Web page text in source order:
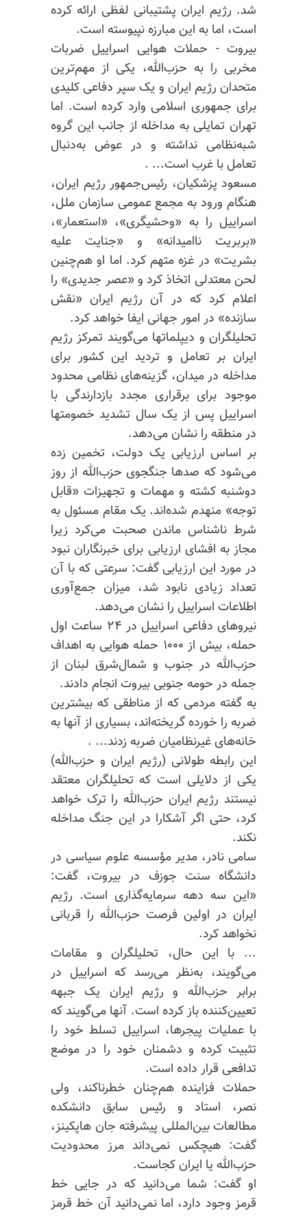
شد. رژیم ایران پشتیبانی لفظی ارائه کرده
است، اما به این مبارزه نپیوسته است.
بیروت - حملات هوایی اسراییل ضربات
مخربی را به حزب‌الله، یکی از مهم‌ترین
متحدان رژیم ایران و یک سپر دفاعی کلیدی
برای جمهوری اسلامی وارد کرده است. اما
تهران تمایلی به مداخله از جانب این گروه
شبه‌نظامی نداشته و در عوض به‌دنبال
تعامل با غرب است... .
مسعود پزشکیان، رئیس‌جمهور رژیم ایران،
هنگام ورود به مجمع عمومی سازمان ملل،
اسراییل را به «وحشیگری»، «استعمار»،
«بربریت ناامیدانه» و «جنایت علیه
بشریت» در غزه متهم کرد. اما او هم‌چنین
لحن معتدلی اتخاذ کرد و «عصر جدیدی» را
اعلام کرد که در آن رژیم ایران «نقش
سازنده» در امور جهانی ایفا خواهد کرد.
تحلیلگران و دیپلماتها می‌گویند تمرکز رژیم
ایران بر تعامل و تردید این کشور برای
مداخله در میدان، گزینه‌های نظامی محدود
موجود برای برقراری مجدد بازدارندگی با
اسراییل پس از یک سال تشدید خصومتها
در منطقه را نشان می‌دهد.
بر اساس ارزیابی یک دولت، تخمین زده
می‌شود که صدها جنگجوی حزب‌الله از روز
دوشنبه کشته و مهمات و تجهیزات «قابل
توجه» منهدم شده‌اند. یک مقام مسئول به
شرط ناشناس ماندن صحبت می‌کرد زیرا
مجاز به افشای ارزیابی برای خبرنگاران نبود
در مورد این ارزیابی گفت: سرعتی که با آن
تعداد زیادی نابود شد، میزان جمع‌آوری
اطلاعات اسراییل را نشان می‌دهد.
نیروهای دفاعی اسراییل در ۲۴ ساعت اول
حمله، بیش از ۱۰۰۰ حمله هوایی به اهداف
حزب‌الله در جنوب و شمال‌شرق لبنان از
جمله در حومه جنوبی بیروت انجام دادند.
به گفته مردمی که از مناطقی که بیشترین
ضربه را خورده گریخته‌اند، بسیاری از آنها به
خانه‌های غیرنظامیان ضربه زدند... .
این رابطه طولانی (رژیم ایران و حزب‌الله)
یکی از دلایلی است که تحلیلگران معتقد
نیستند رژیم ایران حزب‌الله را ترک خواهد
کرد، حتی اگر آشکارا در این جنگ مداخله
نکند.
سامی نادر، مدیر مؤسسه علوم سیاسی در
دانشگاه سنت جوزف در بیروت، گفت:
«این سه دهه سرمایه‌گذاری است. رژیم
ایران در اولین فرصت حزب‌الله را قربانی
نخواهد کرد.
... با این حال، تحلیلگران و مقامات
می‌گویند، به‌نظر می‌رسد که اسراییل در
برابر حزب‌الله و رژیم ایران یک جبهه
تعیین‌کننده باز کرده است. آنها می‌گویند که
با عملیات پیجرها، اسراییل تسلط خود را
تثبیت کرده و دشمنان خود را در موضع
تدافعی قرار داده است.
حملات فزاینده هم‌چنان خطرناکند، ولی
نصر، استاد و رئیس سابق دانشکده
مطالعات بین‌المللی پیشرفته جان هاپکینز،
گفت: هیچکس نمی‌داند مرز محدودیت
حزب‌الله یا ایران کجاست.
او گفت: شما می‌دانید که در جایی خط
قرمز وجود دارد، اما نمی‌دانید آن خط قرمز